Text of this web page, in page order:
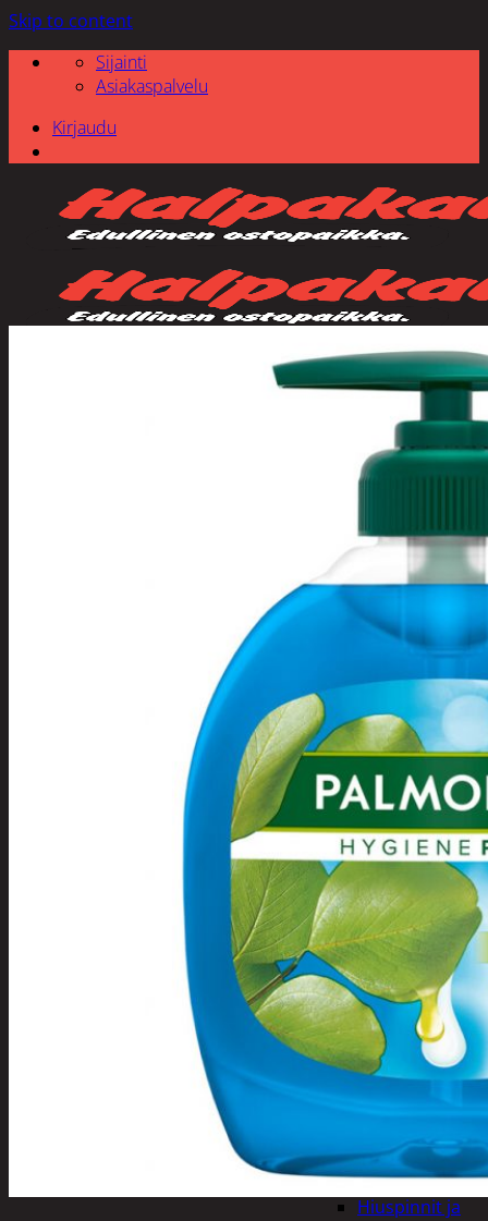
Skip to content
Sijainti
Asiakaspalvelu
Kirjaudu
Kausituotteet
Joulu
Joulu- ja kausivalot
Eläimet ja
Kyntteliköt
Valoketjut ja
kuusenvalot
Joulukoristeet
Kranssit ja
asetelmat
Tontut ja
muut
Joulutekstiilit
Paketointi
Marjastus
Talvi
Päivittäistavarat
Apuvälineet
Hengityssuojaimet ja
desinfiointi
Henkilökohtainen
hygienia
Hiustenhoito
Hiusharjat ja
Hiuspinnit ja